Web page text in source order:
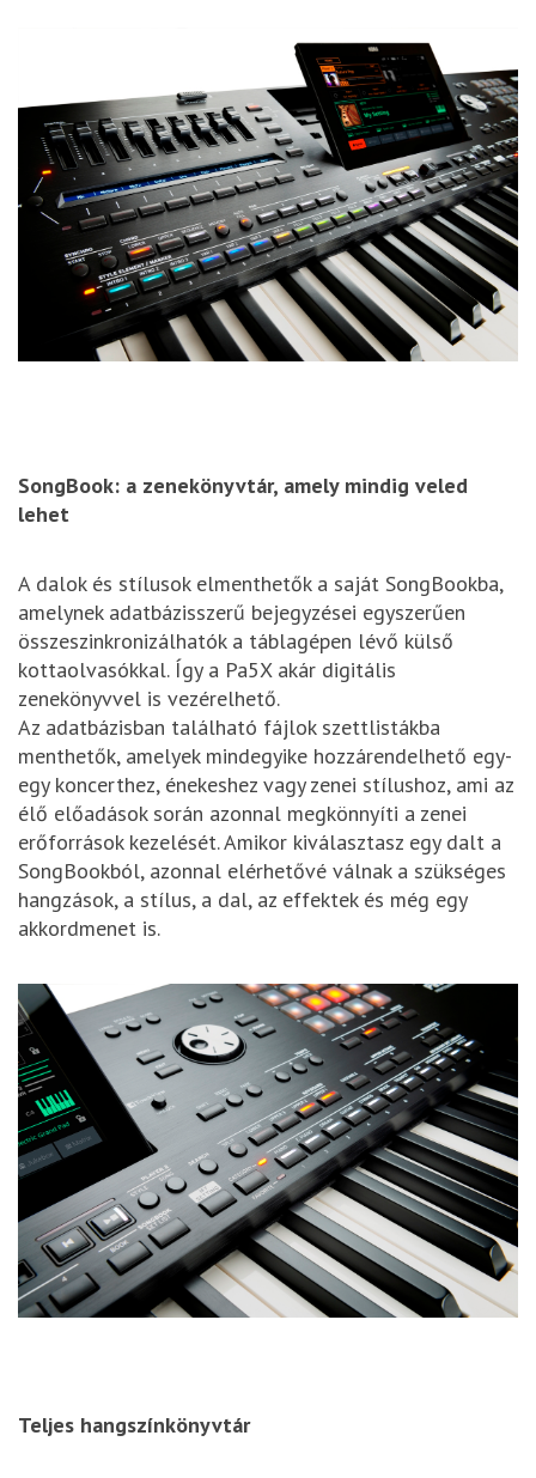
SongBook: a zenekönyvtár, amely mindig veled
lehet
A dalok és stílusok elmenthetők a saját SongBookba,
amelynek adatbázisszerű bejegyzései egyszerűen
összeszinkronizálhatók a táblagépen lévő külső
kottaolvasókkal. Így a Pa5X akár digitális
zenekönyvvel is vezérelhető.
Az adatbázisban található fájlok szettlistákba
menthetők, amelyek mindegyike hozzárendelhető egy-
egy koncerthez, énekeshez vagy zenei stílushoz, ami az
élő előadások során azonnal megkönnyíti a zenei
erőforrások kezelését. Amikor kiválasztasz egy dalt a
SongBookból, azonnal elérhetővé válnak a szükséges
hangzások, a stílus, a dal, az effektek és még egy
akkordmenet is.
Teljes hangszínkönyvtár